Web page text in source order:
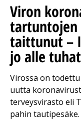
Viron
tartuntojen
taittunut –
jo alle tuhat
Virossa on
uutta
terveysvirasto eli
pahin